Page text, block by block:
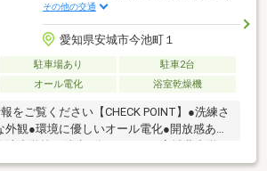
その他の交通
愛知県安城市今池町１
駐車場あり
駐車2台
オール電化 浴室乾燥機
をご覧ください【CHECK POINT】●洗練さ
観●環境に優しいオール電化●開放感ある
池小学校：徒歩9分（675ｍ） 安城北中学
）コンビニ ローソン 新安城駅前店：徒歩